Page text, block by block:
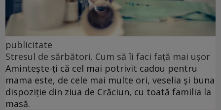
publicitate
Stresul de sărbători. Cum să îi faci față mai ușor
Amintește-ți că cel mai potrivit cadou pentru
mama este, de cele mai multe ori, veselia și buna
dispoziție din ziua de Crăciun, cu toată familia la
masă.